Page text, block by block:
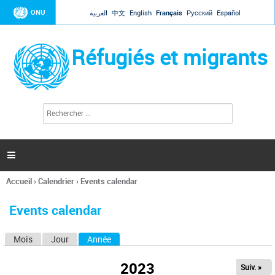
Jump to navigation
ONU العربية 中文 English Français Русский Español
Réfugiés et migrants
l
c
h
e

Vous
ici
Accueil›Calendrier› Events calendar
Events calendar
Mois Jour Année
2023 Suiv. »